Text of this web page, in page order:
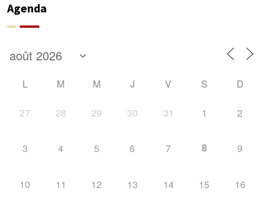
Agenda
L M M J V S D
27 28 29 30 31 1 2
3 4 5 6 7 8 9
10 11 12 13 14 15 16